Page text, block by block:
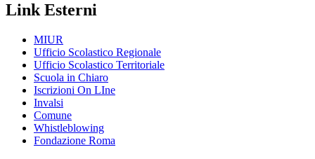
Link Esterni
MIUR
Ufficio Scolastico Regionale
Ufficio Scolastico Territoriale
Scuola in Chiaro
Iscrizioni On LIne
Invalsi
Comune
Whistleblowing
Fondazione Roma